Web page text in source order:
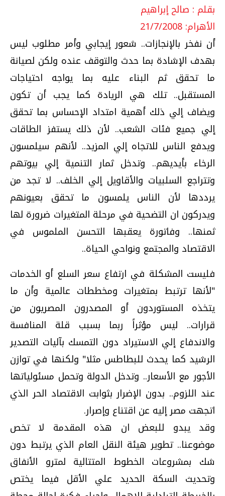
بقلم : صالح إبراهيم
الأهرام: 21/7/2008
أن نفخر بالإنجازات.. شعور إيجابي وأمر مطلوب ليس
بهدف الإشادة بما حدث والتوقف عنده ولكن لصيانة
ما تحقق ثم البناء عليه بما يواجه احتياجات
المستقبل.. تلك هي الريادة كما يجب أن تكون
ويضاف إلي ذلك أهمية امتداد الإحساس بما تحقق
إلي جميع فئات الشعب.. لأن ذلك يستفز الطاقات
ويدفع الناس للاتجاه إلي المزيد.. لأنهم سيلمسون
الرخاء بأيديهم.. وتدخل ثمار التنمية إلي بيوتهم
وتتراجع السلبيات والأقاويل إلي الخلف.. لا تجد من
يرددها لأن الناس يلمسون ما تحقق بعيونهم
ويدركون ان التضحية في مرحلة المتغيرات ضرورة لها
ثمنها.. وفاتورة يعقبها التحسن الملموس في
الاقتصاد والمجتمع ونواحي الحياة..
فليست المشكلة في ارتفاع سعر السلع أو الخدمات
"لأنها ترتبط بمتغيرات ومخططات عالمية وأن ما
يتخذه المستوردون أو المصدرون المصريون من
قرارات.. ليس مؤثراً ربما بسبب قلة المنافسة
والاندفاع إلي الاستيراد دون التمسك بآليات التصدير
الرشيد كما يحدث للبطاطس مثلا" ولكنها في توازن
الأجور مع الأسعار.. وتدخل الدولة وتحمل مسئولياتها
عند اللزوم.. بدون الإضرار بثوابت الاقتصاد الحر الذي
اتجهت مصر إليه عن اقتناع وإصرار.
وقد يبدو للبعض ان هذه المقدمة لا تخص
موضوعنا.. تطوير هيئة النقل العام الذي يرتبط دون
شك بمشروعات الخطوط المتتالية لمترو الأنفاق
وتحديث السكة الحديد علي الأقل فيما يختص